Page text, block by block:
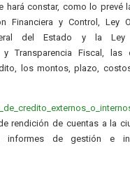
hará constar, como lo prevé
Financiera y Control, Ley
del Estado y la Ley
y Transparencia Fiscal, las
los montos, plazo,
rendición de cuentas a la
informes de gestión e